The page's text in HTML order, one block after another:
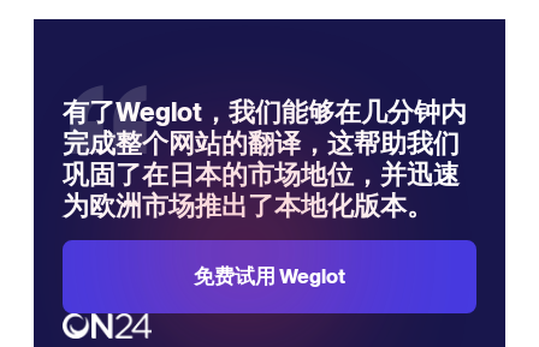
“
有了Weglot，我们能够在几分钟内
完成整个网站的翻译，这帮助我们
巩固了在日本的市场地位，并迅速
为欧洲市场推出了本地化版本。
免费试用 Weglot